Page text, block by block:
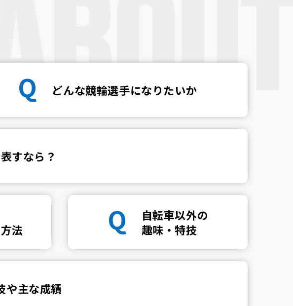
Q どんな競輪選手になりたいか
すなら？
法
Q
自転車以外の
趣味・特技
や主な成績